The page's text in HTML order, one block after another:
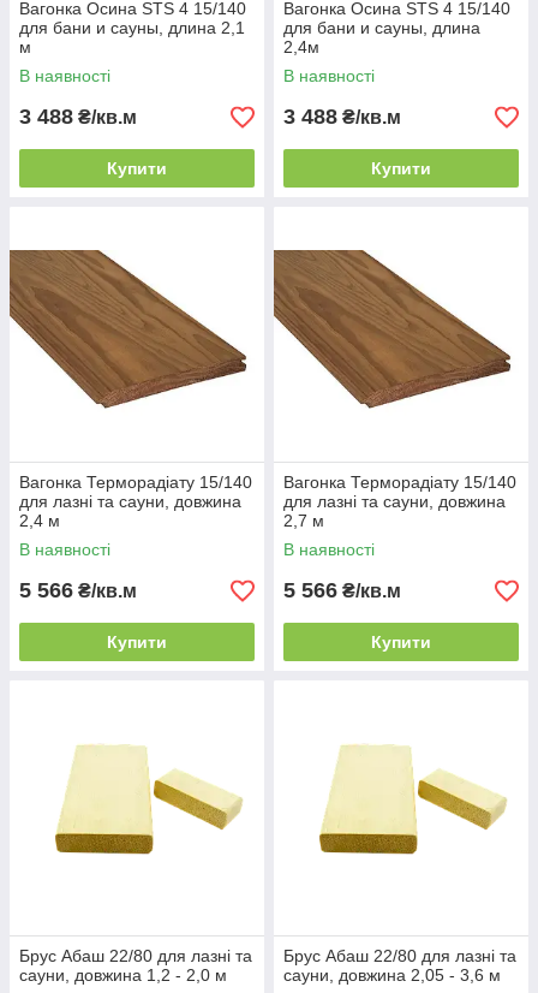
Вагонка Осина STS 4 15/140
для бани и сауны, длина 2,1
м
В наявності
3 488 ₴/кв.м
Купити
Вагонка Осина STS 4 15/140
для бани и сауны, длина
2,4м
В наявності
3 488 ₴/кв.м
Купити
Вагонка Терморадіату 15/140
для лазні та сауни, довжина
2,4 м
В наявності
5 566 ₴/кв.м
Купити
Вагонка Терморадіату 15/140
для лазні та сауни, довжина
2,7 м
В наявності
5 566 ₴/кв.м
Купити
Брус Абаш 22/80 для лазні та
сауни, довжина 1,2 - 2,0 м
Брус Абаш 22/80 для лазні та
сауни, довжина 2,05 - 3,6 м